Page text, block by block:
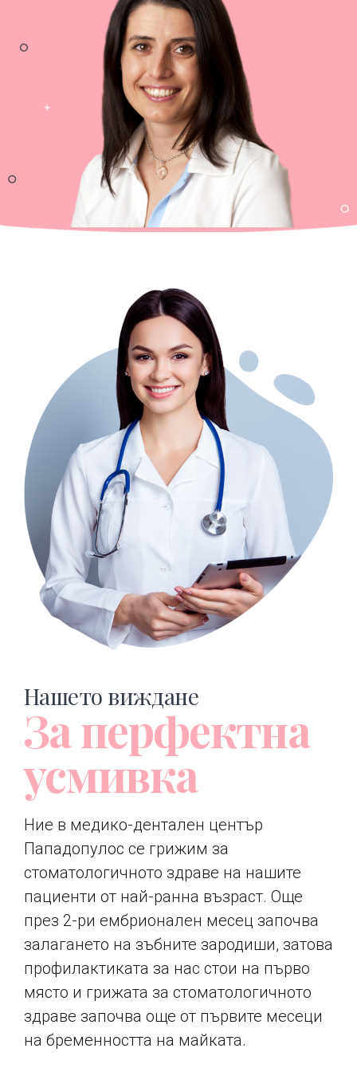
Нашето виждане
За перфектна
усмивка
Ние в медико-дентален център
Пападопулос се грижим за
стоматологичното здраве на нашите
пациенти от най-ранна възраст. Още
през 2-ри ембрионален месец започва
залагането на зъбните зародиши, затова
профилактиката за нас стои на първо
място и грижата за стоматологичното
здраве започва още от първите месеци
на бременността на майката.
0
0
1
2
4
5
6
7
8
9
0
1
2
3
4
5
6
7
8
9
0
1
2
3
4
50
0
1
2
3
4
5